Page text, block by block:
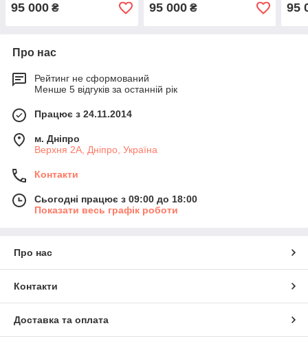
95 000 ₴ 95 000₴ 95
Про нас
Рейтинг не сформований
Менше 5 відгуків за останній рік
Працює з 24.11.2014
м. Дніпро
Верхня 2А, Дніпро, Україна
Контакти
Сьогодні працює з 09:00 до 18:00
Показати весь графік роботи
Про нас
Контакти
Доставка та оплата